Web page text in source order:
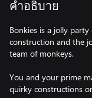
คำอธิบาย
Bonkies is a jolly
construction and the
team of monkeys.
You and your prime
quirky constructions